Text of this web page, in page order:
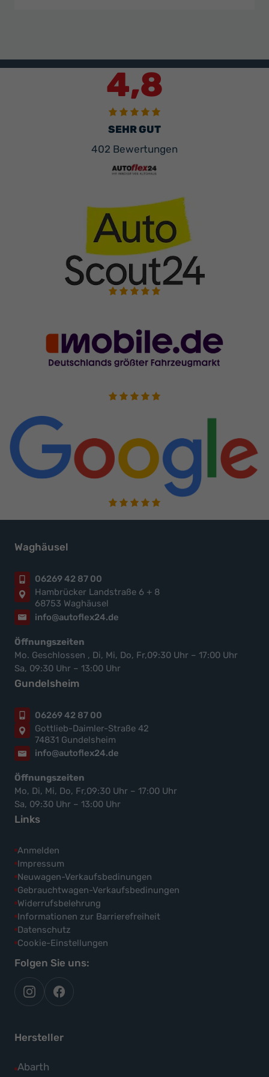
4,8
SEHR GUT
402 Bewertungen
Waghäusel
06269 42 87 00
Hambrücker Landstraße 6 + 8
68753 Waghäusel
info@autoflex24.de
Öffnungszeiten
Mo. Geschlossen , Di, Mi, Do, Fr,09:30 Uhr – 17:00 Uhr
Sa, 09:30 Uhr – 13:00 Uhr
Gundelsheim
06269 42 87 00
Gottlieb-Daimler-Straße 42
74831 Gundelsheim
info@autoflex24.de
Öffnungszeiten
Mo, Di, Mi, Do, Fr,09:30 Uhr – 17:00 Uhr
Sa, 09:30 Uhr – 13:00 Uhr
Links
Anmelden
Impressum
Neuwagen-Verkaufsbedinungen
Gebrauchtwagen-Verkaufsbedinungen
Widerrufsbelehrung
Informationen zur Barrierefreiheit
Datenschutz
Cookie-Einstellungen
Folgen Sie uns:
autoflex
auf
autoflex24
auf
Hersteller
Abarth
Alle